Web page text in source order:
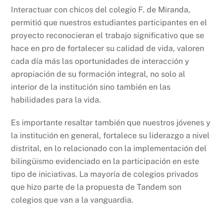
Interactuar con chicos del colegio F. de Miranda,
permitió que nuestros estudiantes participantes en el
proyecto reconocieran el trabajo significativo que se
hace en pro de fortalecer su calidad de vida, valoren
cada día más las oportunidades de interacción y
apropiación de su formación integral, no solo al
interior de la institución sino también en las
habilidades para la vida.
Es importante resaltar también que nuestros jóvenes y
la institución en general, fortalece su liderazgo a nivel
distrital, en lo relacionado con la implementación del
bilingüismo evidenciado en la participación en este
tipo de iniciativas. La mayoría de colegios privados
que hizo parte de la propuesta de Tandem son
colegios que van a la vanguardia.